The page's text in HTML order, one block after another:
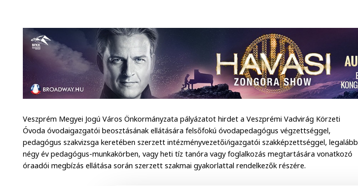
Veszprém Megyei Jogú Város Önkormányzata pályázatot hirdet a Veszprémi Vadvirág Körzeti
Óvoda óvodaigazgatói beosztásának ellátására felsőfokú óvodapedagógus végzettséggel,
pedagógus szakvizsga keretében szerzett intézményvezetői/igazgatói szakképzettséggel, legalább
négy év pedagógus-munkakörben, vagy heti tíz tanóra vagy foglalkozás megtartására vonatkozó
óraadói megbízás ellátása során szerzett szakmai gyakorlattal rendelkezők részére.